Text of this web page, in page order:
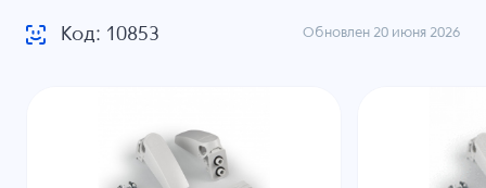
Код: 10853 Обновлен 20 июня 2026